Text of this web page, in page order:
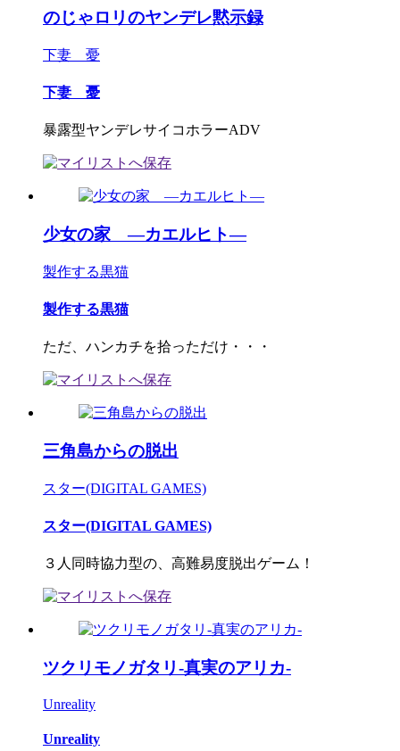
のじゃロリのヤンデレ黙示録
下妻 憂
下妻 憂
暴露型ヤンデレサイコホラーADV
少女の家 ―カエルヒト―
製作する黒猫
製作する黒猫
ただ、ハンカチを拾っただけ・・・
三角島からの脱出
スター(DIGITAL GAMES)
スター(DIGITAL GAMES)
３人同時協力型の、高難易度脱出ゲーム！
ツクリモノガタリ-真実のアリカ-
Unreality
Unreality